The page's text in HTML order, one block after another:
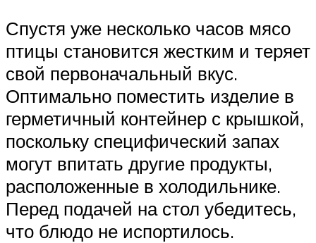
Спустя уже несколько часов мясо
птицы становится жестким и теряет
свой первоначальный вкус.
Оптимально поместить изделие в
герметичный контейнер с крышкой,
поскольку специфический запах
могут впитать другие продукты,
расположенные в холодильнике.
Перед подачей на стол убедитесь,
что блюдо не испортилось.